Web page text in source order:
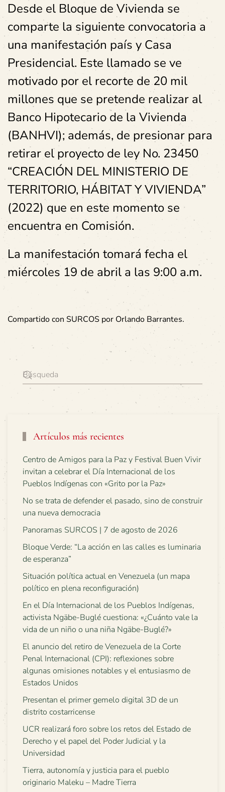
Desde el Bloque de Vivienda se
comparte la siguiente convocatoria a
una manifestación país y Casa
Presidencial. Este llamado se ve
motivado por el recorte de 20 mil
millones que se pretende realizar al
Banco Hipotecario de la Vivienda
(BANHVI); además, de presionar para
retirar el proyecto de ley No. 23450
“CREACIÓN DEL MINISTERIO DE
TERRITORIO, HÁBITAT Y VIVIENDA”
(2022) que en este momento se
encuentra en Comisión.
La manifestación tomará fecha el
miércoles 19 de abril a las 9:00 a.m.
Compartido con SURCOS por Orlando Barrantes.
Artículos más recientes
Centro de Amigos para la Paz y Festival Buen Vivir
invitan a celebrar el Día Internacional de los
Pueblos Indígenas con «Grito por la Paz»
No se trata de defender el pasado, sino de construir
una nueva democracia
Panoramas SURCOS | 7 de agosto de 2026
Bloque Verde: “La acción en las calles es luminaria
de esperanza”
Situación política actual en Venezuela (un mapa
político en plena reconfiguración)
En el Día Internacional de los Pueblos Indígenas,
activista Ngäbe-Buglé cuestiona: «¿Cuánto vale la
vida de un niño o una niña Ngäbe-Buglé?»
El anuncio del retiro de Venezuela de la Corte
Penal Internacional (CPI): reflexiones sobre
algunas omisiones notables y el entusiasmo de
Estados Unidos
Presentan el primer gemelo digital 3D de un
distrito costarricense
UCR realizará foro sobre los retos del Estado de
Derecho y el papel del Poder Judicial y la
Universidad
Tierra, autonomía y justicia para el pueblo
originario Maleku – Madre Tierra